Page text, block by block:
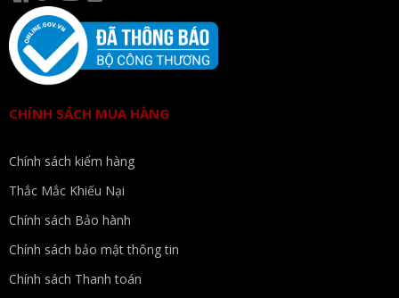
CHÍNH SÁCH MUA HÀNG
Chính sách kiểm hàng
Thắc Mắc Khiếu Nại
Chính sách Bảo hành
Chính sách bảo mật thông tin
Chính sách Thanh toán